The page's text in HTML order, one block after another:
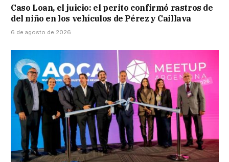
Caso Loan, el juicio: el perito confirmó rastros de
del niño en los vehículos de Pérez y Caillava
6 de agosto de 2026